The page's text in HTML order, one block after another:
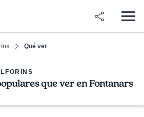
Qué ver
que ver en Fontanars